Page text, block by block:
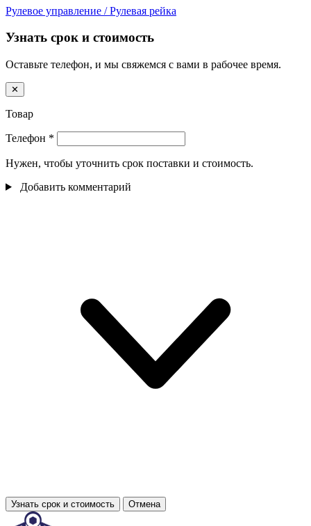
Рулевое управление / Рулевая рейка
Узнать срок и стоимость
Оставьте телефон, и мы свяжемся с вами в рабочее время.
✕
Товар
Телефон *
Нужен, чтобы уточнить срок поставки и стоимость.
Добавить комментарий
Узнать срок и стоимость Отмена